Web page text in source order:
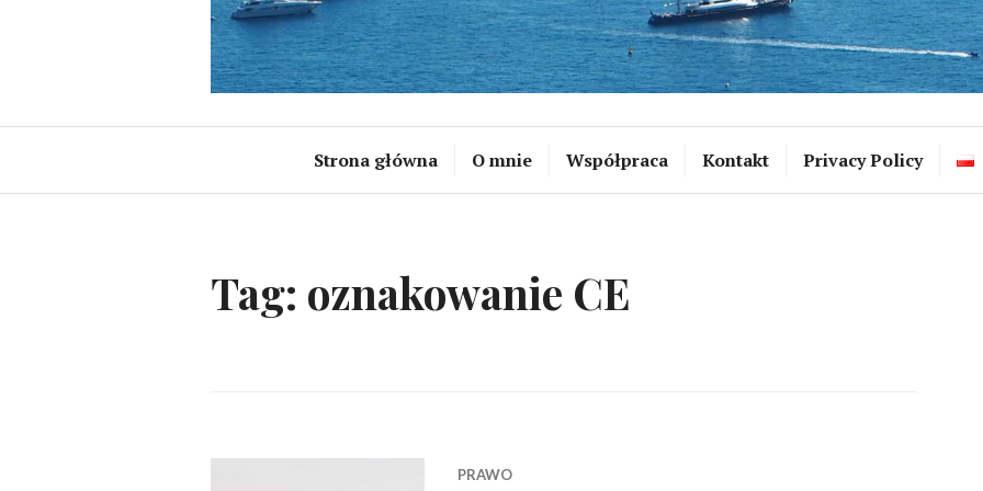
Strona główna O mnie Współpraca Kontakt Privacy Policy
Tag: oznakowanie CE
PRAWO